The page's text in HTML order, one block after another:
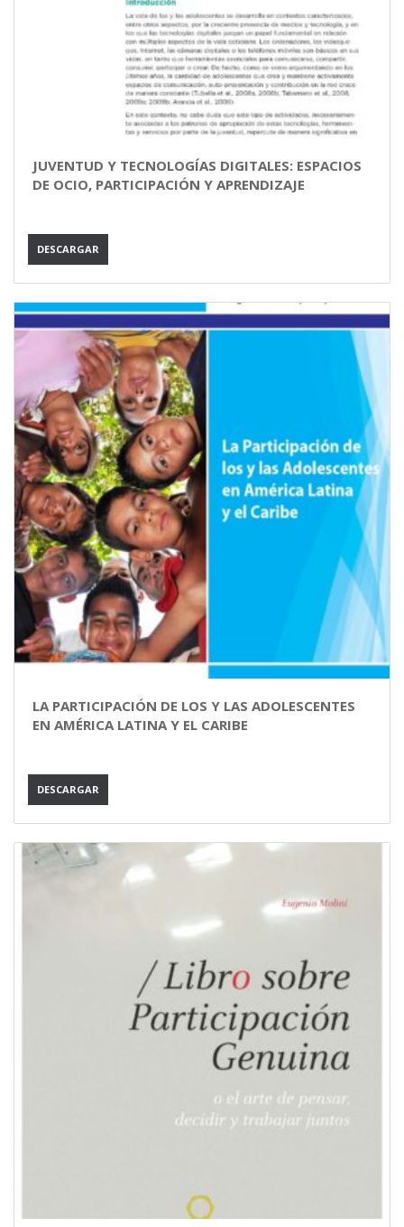
JUVENTUD Y TECNOLOGÍAS DIGITALES: ESPACIOS
DE OCIO, PARTICIPACIÓN Y APRENDIZAJE
DESCARGAR
LA PARTICIPACIÓN DE LOS Y LAS ADOLESCENTES
EN AMÉRICA LATINA Y EL CARIBE
DESCARGAR